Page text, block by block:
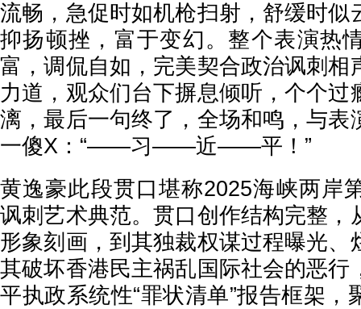
流畅，急促时如机枪扫射，舒缓时似
抑扬顿挫，富于变幻。整个表演热
富，调侃自如，完美契合政治讽刺相
力道，观众们台下摒息倾听，个个过
漓，最后一句终了，全场和鸣，与表
一傻X：“——习——近——平！”
黄逸豪此段贯口堪称2025海峡两岸
讽刺艺术典范。贯口创作结构完整，
形象刻画，到其独裁权谋过程曝光、
其破坏香港民主祸乱国际社会的恶行
平执政系统性“罪状清单”报告框架，